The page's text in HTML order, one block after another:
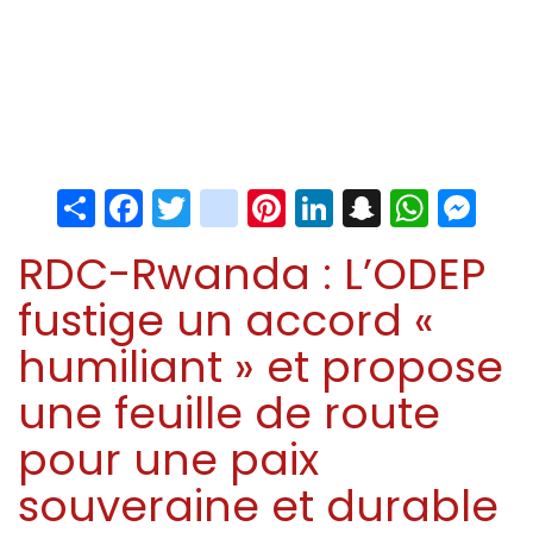
ShareFacebook
Twitter
instagram
Pinterest
LinkedIn
Snapchat
RDC-Rwanda : L’ODEP
fustige un accord «
humiliant » et propose
une feuille de route
pour une paix
souveraine et durable